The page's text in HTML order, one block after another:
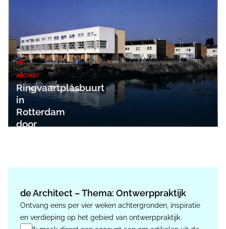
AR-
ARCHIEF
Ringvaartplasbuurt
in
Rotterdam
door
de Architect – Thema: Ontwerppraktijk
Ontvang eens per vier weken achtergronden, inspiratie
en verdieping op het gebied van ontwerppraktijk.